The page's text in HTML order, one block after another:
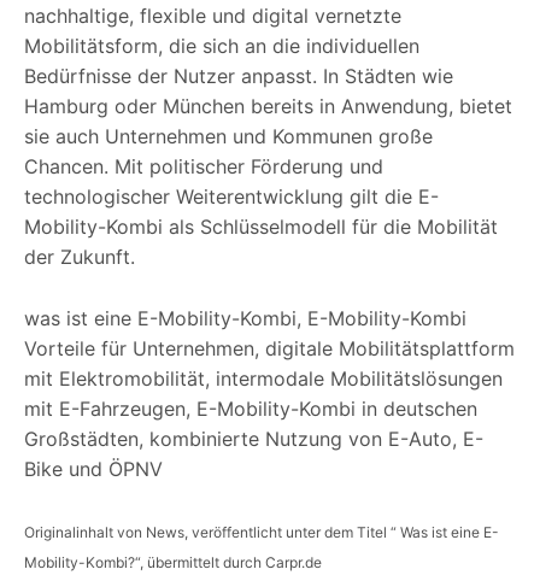
nachhaltige, flexible und digital vernetzte
Mobilitätsform, die sich an die individuellen
Bedürfnisse der Nutzer anpasst. In Städten wie
Hamburg oder München bereits in Anwendung, bietet
sie auch Unternehmen und Kommunen große
Chancen. Mit politischer Förderung und
technologischer Weiterentwicklung gilt die E-
Mobility-Kombi als Schlüsselmodell für die Mobilität
der Zukunft.
was ist eine E-Mobility-Kombi, E-Mobility-Kombi
Vorteile für Unternehmen, digitale Mobilitätsplattform
mit Elektromobilität, intermodale Mobilitätslösungen
mit E-Fahrzeugen, E-Mobility-Kombi in deutschen
Großstädten, kombinierte Nutzung von E-Auto, E-
Bike und ÖPNV
Originalinhalt von News, veröffentlicht unter dem Titel “ Was ist eine E-
Mobility-Kombi?“, übermittelt durch Carpr.de